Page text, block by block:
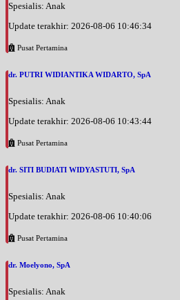
Spesialis: Anak
Update terakhir: 2026-08-06 10:46:34
Pusat Pertamina
dr. PUTRI WIDIANTIKA WIDARTO, SpA
Spesialis: Anak
Update terakhir: 2026-08-06 10:43:44
Pusat Pertamina
dr. SITI BUDIATI WIDYASTUTI, SpA
Spesialis: Anak
Update terakhir: 2026-08-06 10:40:06
Pusat Pertamina
dr. Moelyono, SpA
Spesialis: Anak